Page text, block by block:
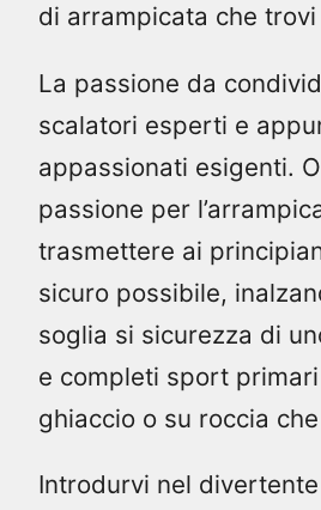
di arrampicata che
La passione da
scalatori esperti e
appassionati esigenti.
passione per
trasmettere ai
sicuro possibile,
soglia si sicurezza di
e completi sport
ghiaccio o su roccia
Introdurvi nel